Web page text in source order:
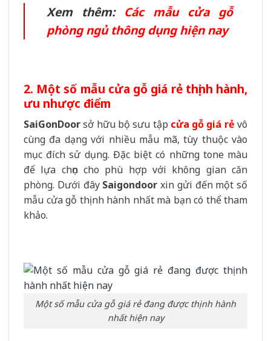
Xem thêm: Các mẫu cửa gỗ
phòng ngủ thông dụng hiện nay
2. Một số mẫu cửa gỗ giá rẻ thịnh hành,
ưu nhược điểm
SaiGonDoorsở hữu bộ sưu tập cửa gỗ giá rẻ vô
cùng đa dạng với nhiều mẫu mã, tùy thuộc vào
mục đích sử dụng. Đặc biệt có những tone màu
để lựa chọn cho phù hợp với không gian căn
phòng. Dưới đây Saigondoor xin gửi đến một số
mẫu cửa gỗ thịnh hành nhất mà bạn có thể tham
khảo.
Một số mẫu cửa gỗ giá rẻ đang được thịnh hành
nhất hiện nay